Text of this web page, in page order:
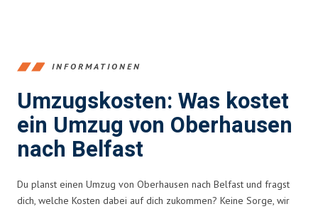
INFORMATIONEN
Umzugskosten: Was kostet
ein Umzug von Oberhausen
nach Belfast
Du planst einen Umzug von Oberhausen nach Belfast und fragst
dich, welche Kosten dabei auf dich zukommen? Keine Sorge, wir